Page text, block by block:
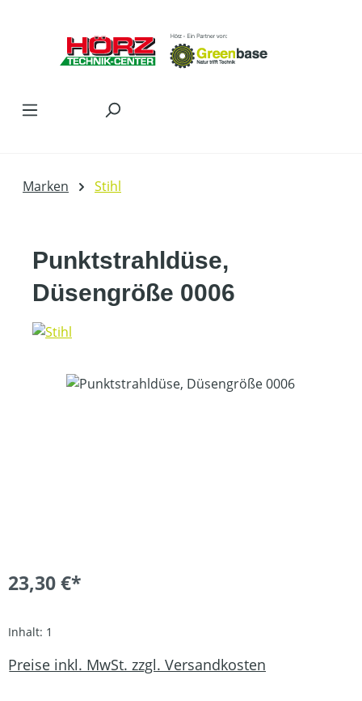
Marken Stihl
Punktstrahldüse,
Düsengröße 0006
Bildergalerie überspringen
23,30 €*
Inhalt: 1
Preise inkl. MwSt. zzgl. Versandkosten